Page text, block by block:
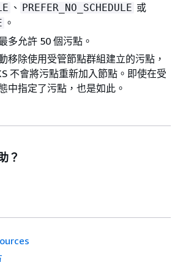
、 PREFER_NO_SCHEDULE 或
。
多允許 50 個污點。
移除使用受管節點群組建立的污點，
不會將污點重新加入節點。即使在受
中指定了污點，也是如此。
？